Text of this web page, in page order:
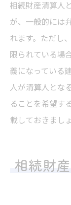
相続財産清算人
が、一般的には
れます。ただし
限られている場
義になっている
人が清算人とな
ることを希望す
載しておきましょ
相続財